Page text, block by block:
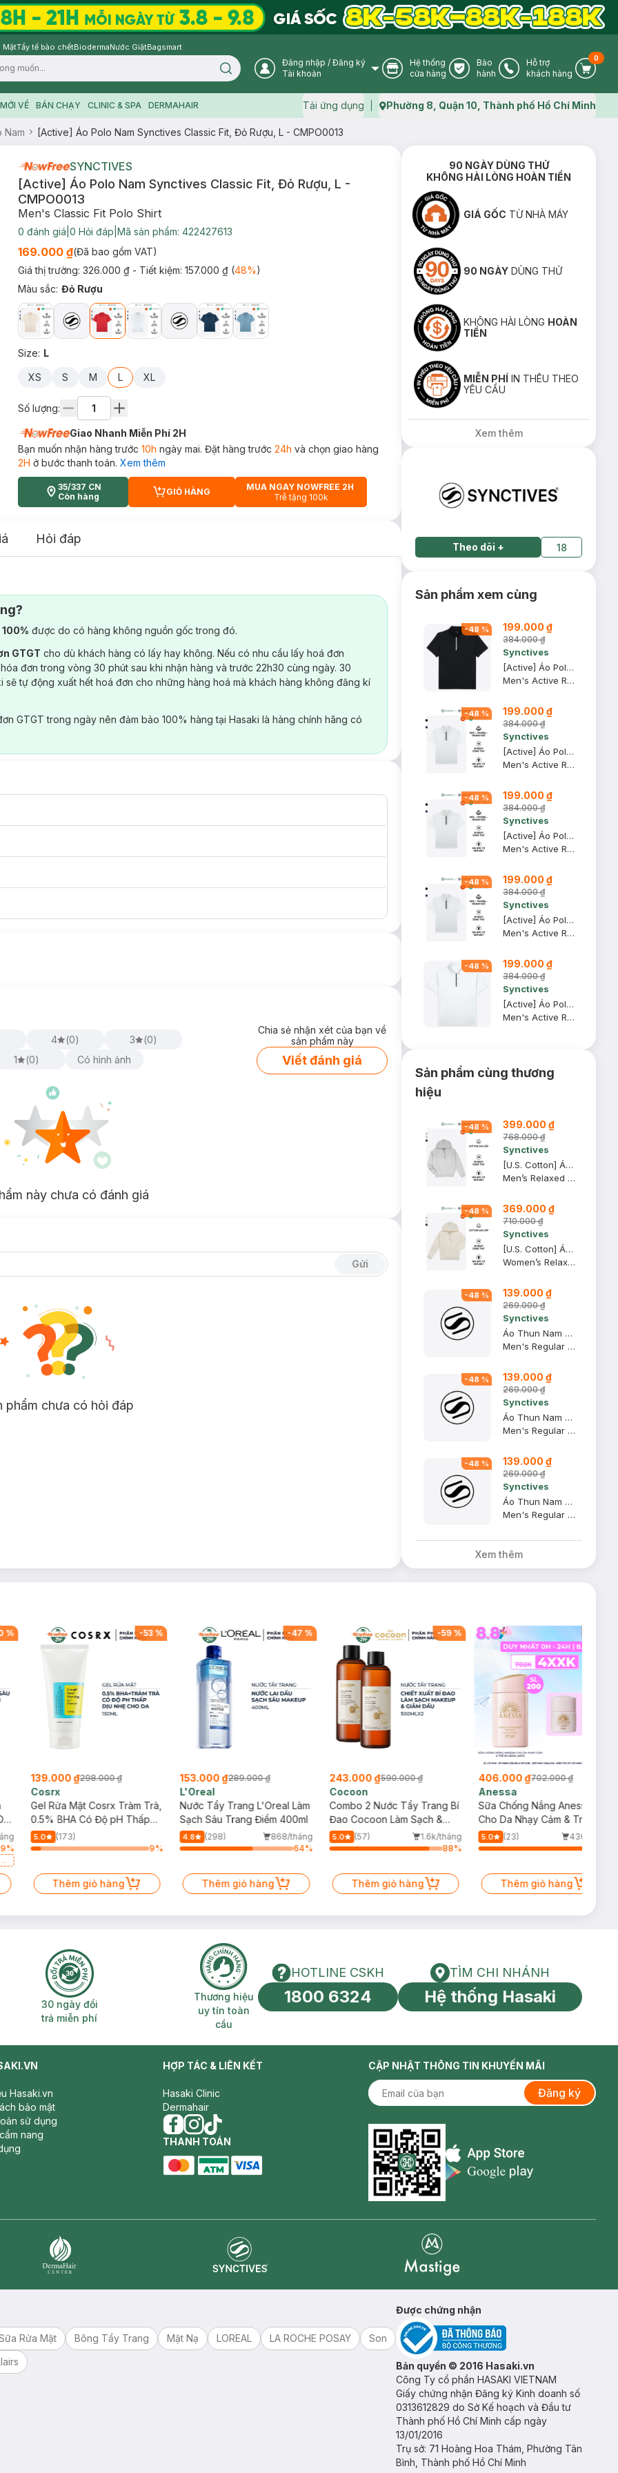
MặtTẩy tế bào chếtBiodermaNước GiặtBagsmart
Search icon User Icon
Đăng nhập / Đăng ký
Tài khoản
Store Icon
Hệ thống
cửa hàng
Warranty Icon
Bảo
hành
Phone Icon
Hỗ trợ
khách hàng
Cart
0
VỀ BÁN CHẠY CLINIC & SPA DERMAHAIR Tải ứng dụng Map icon
Phường 8, Quận 10, Thành phố Hồ Chí Minh
Nam [Active] Áo Polo Nam Synctives Classic Fit, Đỏ Rượu, L - CMPO0013
SYNCTIVES
[Active] Áo Polo Nam Synctives Classic Fit, Đỏ Rượu, L -
CMPO0013
Men's Classic Fit Polo Shirt
0 đánh giá 0 Hỏi đáp Mã sản phẩm: 422427613
169.000 ₫(Đã bao gồm VAT)
Giá thị trường: 326.000 ₫ - Tiết kiệm: 157.000 ₫(48%)
Màu sắc: Đỏ Rượu
Size: L
XS S M L XL
Số lượng:
Giao Nhanh Miễn Phí 2H
Bạn muốn nhận hàng trước 10h ngày mai. Đặt hàng trước 24h và chọn giao hàng
2H ở bước thanh toán. Xem thêm
35/337 CN
Còn hàng
CART PLUS ICON
GIỎ HÀNG
MUA NGAY NOWFREE 2H
Trễ tặng 100k
Hỏi đáp
được do có hàng không nguồn gốc trong đó.
GTGT cho dù khách hàng có lấy hay không. Nếu có nhu cầu lấy hoá đơn
đơn trong vòng 30 phút sau khi nhận hàng và trước 22h30 cùng ngày. 30
sẽ tự động xuất hết hoá đơn cho những hàng hoá mà khách hàng không đăng kí
GTGT trong ngày nên đảm bảo 100% hàng tại Hasaki là hàng chính hãng có
4 (0) 3 (0)
1
(0) Có hình ảnh
Chia sẻ nhận xét của bạn về
sản phẩm này
Viết đánh giá
này chưa có đánh giá
Gửi
phẩm chưa có hỏi đáp
90 NGÀY DÙNG THỬ
KHÔNG HÀI LÒNG HOÀN TIỀN
GIÁ GỐC TỪ NHÀ MÁY
90 NGÀY DÙNG THỬ
KHÔNG HÀI LÒNG HOÀN
TIỀN
MIỄN PHÍ IN THÊU THEO
YÊU CẦU
Xem thêm
Theo dõi + 18
Sản phẩm xem cùng
-48 % 199.000 ₫
384.000 ₫
Synctives
[Active] Áo Polo Nam Synctives Regular Fit, Đen, L - SMPO08
Men's Active Regular Fit Polo Shirt
-48 % 199.000 ₫
384.000 ₫
Synctives
[Active] Áo Polo Nam Synctives Regular Fit, Trắng, XS - SMPO0020
Men's Active Regular Fit Polo Shirt
-48 % 199.000 ₫
384.000 ₫
Synctives
[Active] Áo Polo Nam Synctives Regular Fit, Trắng, 2XL - SMPO0020
Men's Active Regular Fit Polo Shirt
-48 % 199.000 ₫
384.000 ₫
Synctives
[Active] Áo Polo Nam Synctives Regular Fit, Trắng, S - SMPO0020
Men's Active Regular Fit Polo Shirt
-48 % 199.000 ₫
384.000 ₫
Synctives
[Active] Áo Polo Nam Synctives Regular Fit, Trắng, XL - SMPO08
Men's Active Regular Fit Polo Shirt
Sản phẩm cùng thương
hiệu
-48 % 399.000 ₫
768.000 ₫
Synctives
[U.S. Cotton] Áo Hoodie Nam Synctives Relaxed Fit, Xám Melange Nhạt, 2XL - CMHO0007
Men’s Relaxed Fit Hoodie
-48 % 369.000 ₫
710.000 ₫
Synctives
[U.S. Cotton] Áo Hoodie Nữ Synctives Relaxed Fit, Kem Melange, 2XL - CWHO0011
Women’s Relaxed Fit Hoodie
-48 % 139.000 ₫
269.000 ₫
Synctives
Áo Thun Nam Regular Fit, Xanh Khói, XS - CMTS0028
Men's Regular Fit T-shirt
-48 % 139.000 ₫
269.000 ₫
Synctives
Áo Thun Nam Regular Fit, Xanh Navy, 2XL - CMTS0028
Men's Regular Fit T-shirt
-48 % 139.000 ₫
269.000 ₫
Synctives
Áo Thun Nam Regular Fit, Xanh Khói, XL - CMTS0028
Men's Regular Fit T-shirt
Xem thêm
%
%
-53%
139.000 ₫298.000 ₫
Cosrx
Gel Rửa Mặt Cosrx Tràm Trà,
0.5% BHA Có Độ pH Thấp
150ml
5.0
(173)
9%
Thêm giỏ hàng
-47 %
153.000 ₫289.000 ₫
L'Oreal
Nước Tẩy Trang L'Oreal Làm
Sạch Sâu Trang Điểm 400ml
4.8 (298)
868/tháng
64%
Thêm giỏ hàng
-59%
243.000 ₫590.000 ₫
Cocoon
Combo 2 Nước Tẩy Trang Bí
Đao Cocoon Làm Sạch &
Giảm Dầu 500ml
5.0 (57)
1.6k/tháng
88%
Thêm giỏ hàng
406.000 ₫702.000 ₫
Anessa
Sữa Chống Nắng Anessa
Cho Da Nhạy Cảm & Trẻ Em
60ml (Mới)
5.0 (23)
436/tháng
Thêm giỏ hàng
30 ngày đổi trả miễn phí
30 ngày đổi
trả miễn phí
Thương hiệu uy tín toàn cầu
Thương hiệu
uy tín toàn
cầu
HOTLINE CSKH
HOTLINE CSKH
1800 6324
Tìm chi nhánh
TÌM CHI NHÁNH
Hệ thống Hasaki
Hasaki.vn
bảo mật
sử dụng
nang
HỢP TÁC & LIÊN KẾT
Hasaki Clinic
Dermahair
facebook
instagram
tiktok
THANH TOÁN
CẬP NHẬT THÔNG TIN KHUYẾN MÃI
Đăng ký
Appstore icon
Rửa Mặt Bông Tẩy Trang Mặt Nạ LOREAL LA ROCHE POSAY
Son
Được chứng nhận
Bản quyền © 2016 Hasaki.vn
Công Ty cổ phần HASAKI VIETNAM
Giấy chứng nhận Đăng ký Kinh doanh số
0313612829 do Sở Kế hoạch và Đầu tư
Thành phố Hồ Chí Minh cấp ngày
13/01/2016
Trụ sở: 71 Hoàng Hoa Thám, Phường Tân
Bình, Thành phố Hồ Chí Minh